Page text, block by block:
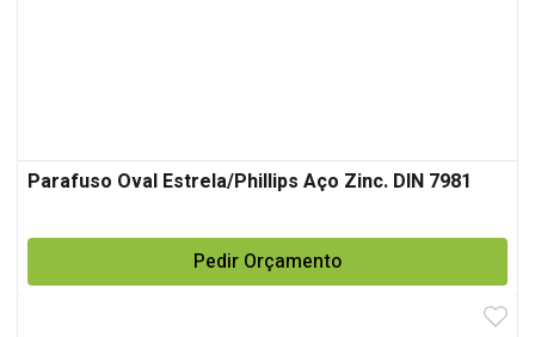
Parafuso Oval Estrela/Phillips Aço Zinc. DIN 7981
Pedir Orçamento